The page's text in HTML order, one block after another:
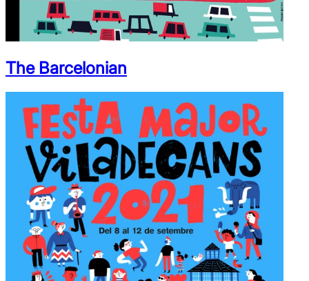
The Barcelonian